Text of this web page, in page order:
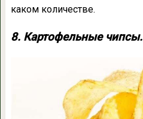
каком количестве.
8. Картофельные чипсы.